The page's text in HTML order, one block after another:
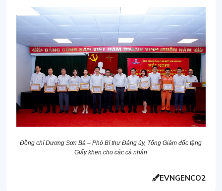
Đồng chí Dương Sơn Bá – Phó Bí thư Đảng ủy, Tổng Giám đốc tặng
Giấy khen cho các cá nhân
EVNGENCO2